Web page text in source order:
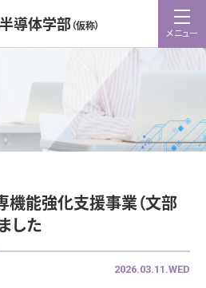
半導体学部（仮称）
メニュー
機能強化支援事業（文部
した
2026.03.11.WED